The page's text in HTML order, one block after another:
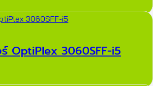
ร์ OptiPlex 3060SFF-i5